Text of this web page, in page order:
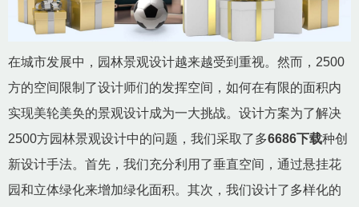
在城市发展中，园林景观设计越来越受到重视。然而，2500
方的空间限制了设计师们的发挥空间，如何在有限的面积内
实现美轮美奂的景观设计成为一大挑战。设计方案为了解决
2500方园林景观设计中的问题，我们采取了多6686下载种创
新设计手法。首先，我们充分利用了垂直空间，通过悬挂花
园和立体绿化来增加绿化面积。其次，我们设计了多样化的